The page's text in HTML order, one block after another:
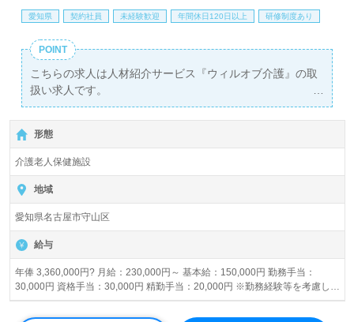
愛知県 契約社員 未経験歓迎 年間休日120日以上 研修制度あり
POINT
こちらの求人は人材紹介サービス『ウィルオブ介護』の取
扱い求人です。
詳細に関してお気軽にご相談ください♪
【無料】で皆さんの転職活動をサポートいたします。
形態
介護老人保健施設
地域
愛知県名古屋市守山区
給与
年俸 3,360,000円? 月給：230,000円～ 基本給：150,000円 勤務手当：
30,000円 資格手当：30,000円 精勤手当：20,000円 ※勤務経験等を考慮し法
人規程にて給与優遇致します 賞与あり 昇給あり